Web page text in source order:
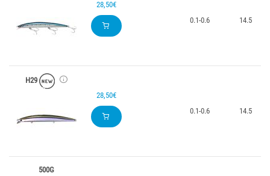
28,50€
0.1-0.6
14.5
H29
28,50€
0.1-0.6
14.5
500G